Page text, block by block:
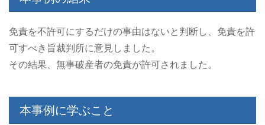
免責を不許可にするだけの事由はないと判断し、免責を許
可すべき旨裁判所に意見しました。
その結果、無事破産者の免責が許可されました。
本事例に学ぶこと